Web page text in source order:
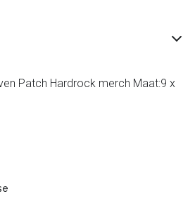
Patch Hardrock merch Maat:9 x